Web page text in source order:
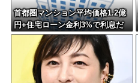
首都圏マンション平均価格1.2億
円+住宅ローン金利3%で利息だ
けで月30万円←これバカなん？